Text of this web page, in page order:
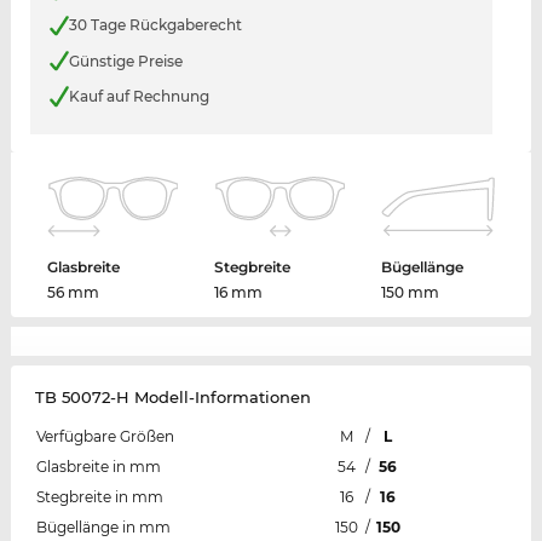
30 Tage Rückgaberecht
Günstige Preise
Kauf auf Rechnung
Glasbreite
56 mm
Stegbreite
16 mm
Bügellänge
150 mm
TB 50072-H Modell-Informationen
Verfügbare Größen M /
L
Glasbreite in mm
54 / 56
Stegbreite in mm
16 / 16
Bügellänge in mm
150 / 150